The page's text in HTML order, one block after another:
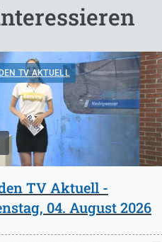
TV AKTUELL
TV Aktuell -
04. August 2026